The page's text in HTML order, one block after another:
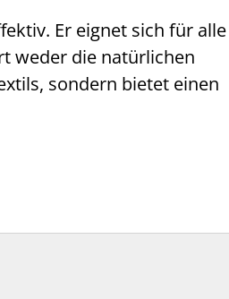
Er eignet sich für alle
weder die natürlichen
sondern bietet einen